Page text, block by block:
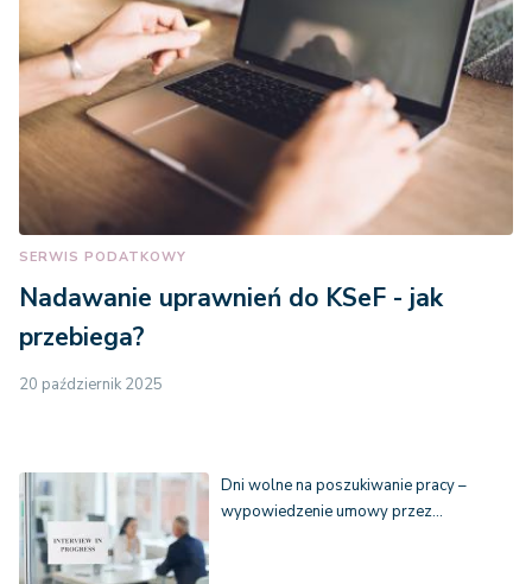
SERWIS PODATKOWY
Nadawanie uprawnień do KSeF - jak
przebiega?
20 październik 2025
Dni wolne na poszukiwanie pracy –
wypowiedzenie umowy przez…